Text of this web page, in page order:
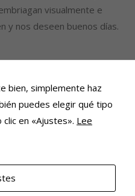
visualmente e
y nos deseen buenos días.
40 x 50
bien, simplemente haz
puedes elegir qué tipo
en «Ajustes». Lee